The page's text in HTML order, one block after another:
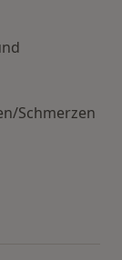
Schmerzen